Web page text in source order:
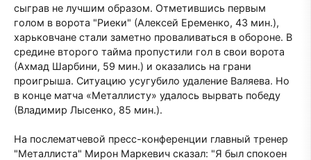
сыграв не лучшим образом. Отметившись первым
голом в ворота "Риеки" (Алексей Еременко, 43 мин.),
харьковчане стали заметно проваливаться в обороне. В
средине второго тайма пропустили гол в свои ворота
(Ахмад Шарбини, 59 мин.) и оказались на грани
проигрыша. Ситуацию усугубило удаление Валяева. Но
в конце матча «Металлисту» удалось вырвать победу
(Владимир Лысенко, 85 мин.).
На послематчевой пресс-конференции главный тренер
"Металлиста" Мирон Маркевич сказал: "Я был спокоен